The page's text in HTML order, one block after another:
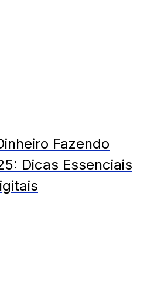
Fazendo
Dicas Essenciais